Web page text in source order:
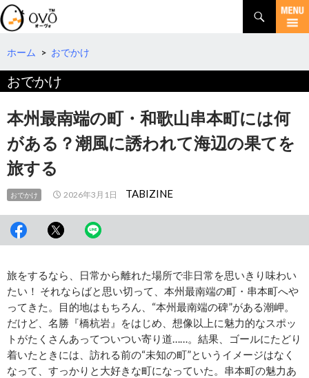
検
索
コ
テ
ツ
へ
動
ホーム > おでかけ
おでかけ
本州最南端の町・和歌山串本町には何
がある？潮風に誘われて海辺の果てを
旅する
おでかけ 2026年3月1日 TABIZINE
旅をするなら、日常から離れた場所で非日常を思いきり味わい
たい！ それならばと思い切って、本州最南端の町・串本町へや
ってきた。目的地はもちろん、“本州最南端の碑”がある潮岬。
だけど、名勝『橋杭岩』をはじめ、想像以上に魅力的なスポッ
トがたくさんあってついつい寄り道……。結果、ゴールにたどり
着いたときには、訪れる前の“未知の町”というイメージはなく
なって、すっかりと大好きな町になっていた。串本町の魅力あ